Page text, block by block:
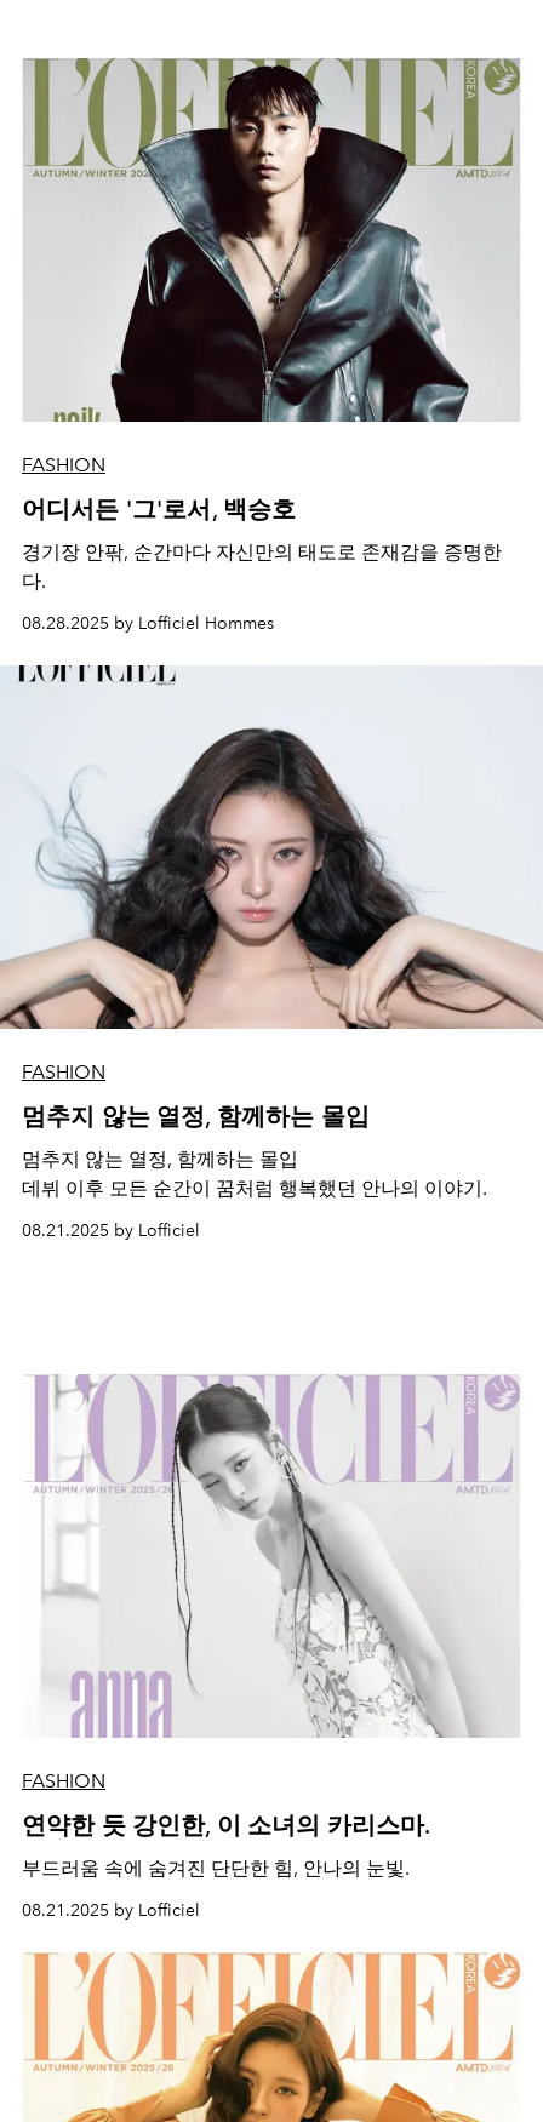
FASHION
어디서든 '그'로서, 백승호
경기장 안팎, 순간마다 자신만의 태도로 존재감을 증명한
다.
08.28.2025 by Lofficiel Hommes
FASHION
멈추지 않는 열정, 함께하는 몰입
멈추지 않는 열정, 함께하는 몰입
데뷔 이후 모든 순간이 꿈처럼 행복했던 안나의 이야기.
08.21.2025 by Lofficiel
FASHION
연약한 듯 강인한, 이 소녀의 카리스마.
부드러움 속에 숨겨진 단단한 힘, 안나의 눈빛.
08.21.2025 by Lofficiel